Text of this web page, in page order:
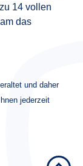
14 vollen
das
und daher
jederzeit